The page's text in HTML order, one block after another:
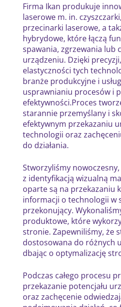
Firma Ikan produkuje
laserowe m. in.
przecinarki laserowe, a
hybrydowe, które łączą
spawania, zgrzewania lub
urządzeniu. Dzięki
elastyczności tych
branże produkcyjne i
usprawnianiu procesów i
efektywności.Proces
starannie przemyślany i
efektywnym przekazaniu
technologii oraz
do działania.
Stworzyliśmy
z identyfikacją wizualną
oparte są na przekazaniu
informacji o technologii w
przekonujący.
produktowe, które
stronie. Zapewniliśmy, że
dostosowana do różnych
dbając o optymalizację
Podczas całego procesu
przekazanie potencjału
oraz zachęcenie